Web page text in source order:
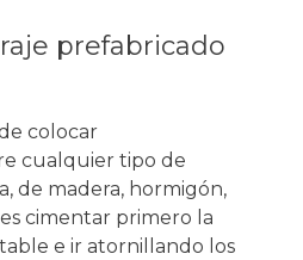
prefabricado
colocar
cualquier tipo de
de madera, hormigón,
cimentar primero la
e ir atornillando los